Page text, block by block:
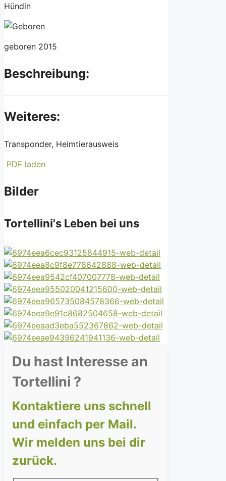
Hündin
geboren 2015
Beschreibung:
Weiteres:
Transponder, Heimtierausweis
PDF laden
Bilder
Tortellini's Leben bei uns
Du hast Interesse an
Tortellini ?
Kontaktiere uns schnell
und einfach per Mail.
Wir melden uns bei dir
zurück.